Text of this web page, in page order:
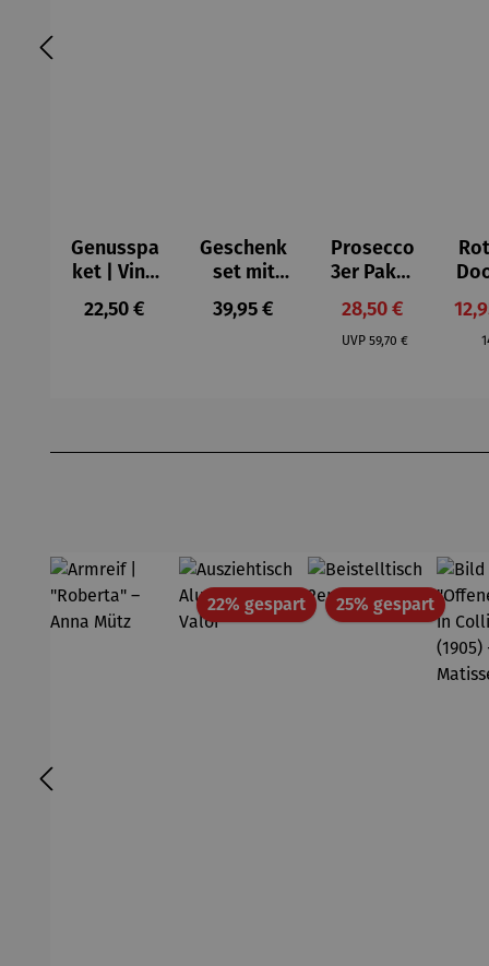
Genusspa
ket | Vino
y Olivas
Regulärer Preis:
22,50 €
Geschenk
set mit
Rotwein |
Schlaraffe
Regulärer Preis:
39,95 €
Prosecco
3er Paket
| Bio
Prosecco
DOC
Verkaufspreis:
28,50 €
UVP Regulärer Preis:
59,70 €
22% gespartRabatt25% gespartRabatt